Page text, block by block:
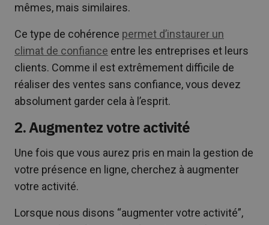
mêmes, mais similaires.
Ce type de cohérence permet d’instaurer un
climat de confiance entre les entreprises et leurs
clients. Comme il est extrêmement difficile de
réaliser des ventes sans confiance, vous devez
absolument garder cela à l’esprit.
2. Augmentez votre activité
Une fois que vous aurez pris en main la gestion de
votre présence en ligne, cherchez à augmenter
votre activité.
Lorsque nous disons “augmenter votre activité”,